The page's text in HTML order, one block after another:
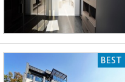
BEST